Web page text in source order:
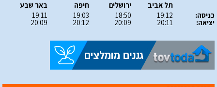
כניסה:
יציאה:
תל אביב
19:12
20:11
ירושלים
18:50
20:09
חיפה
19:03
20:12
באר שבע
19:11
20:09